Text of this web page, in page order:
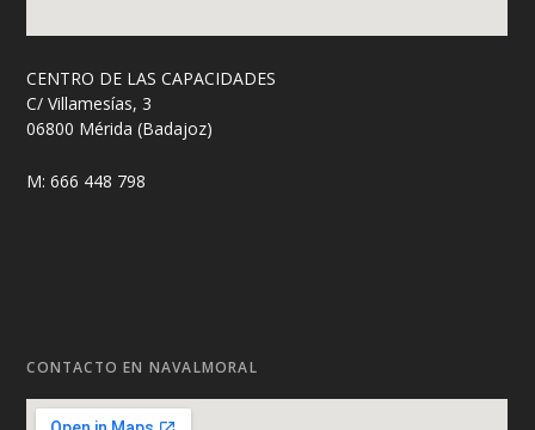
CENTRO DE LAS CAPACIDADES
C/ Villamesías, 3
06800 Mérida (Badajoz)
M: 666 448 798
CONTACTO EN NAVALMORAL